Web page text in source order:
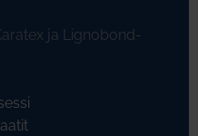
ja Lignobond-